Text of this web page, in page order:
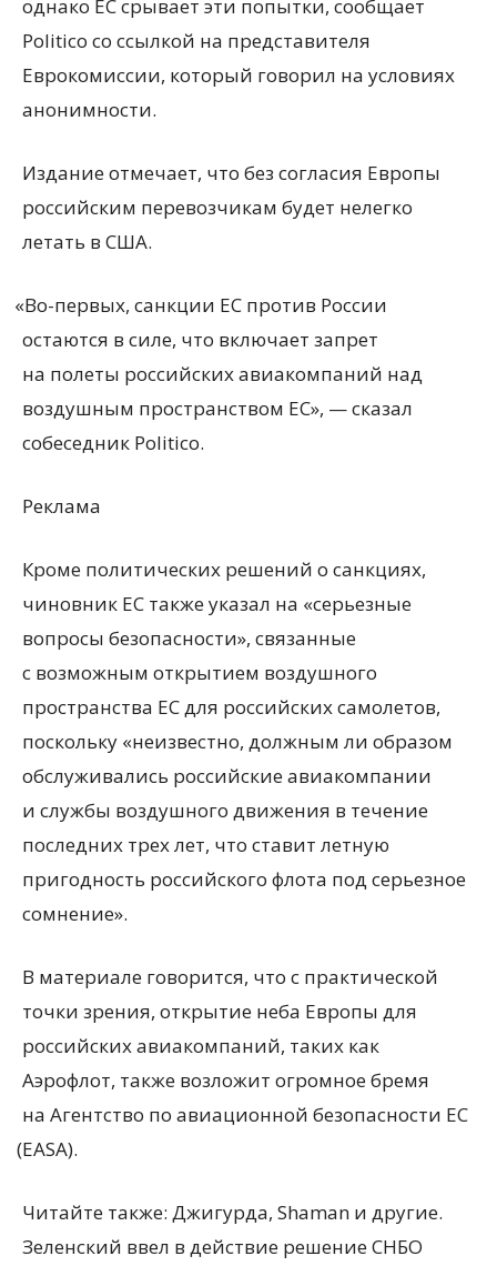
однако ЕС срывает эти попытки, сообщает
Politico со ссылкой на представителя
Еврокомиссии, который говорил на условиях
анонимности.
Издание отмечает, что без согласия Европы
российским перевозчикам будет нелегко
летать в США.
«Во-первых, санкции ЕС против России
остаются в силе, что включает запрет
на полеты российских авиакомпаний над
воздушным пространством ЕС», — сказал
собеседник Politico.
Реклама
Кроме политических решений о санкциях,
чиновник ЕС также указал на «серьезные
вопросы безопасности», связанные
с возможным открытием воздушного
пространства ЕС для российских самолетов,
поскольку «неизвестно, должным ли образом
обслуживались российские авиакомпании
и службы воздушного движения в течение
последних трех лет, что ставит летную
пригодность российского флота под серьезное
сомнение».
В материале говорится, что с практической
точки зрения, открытие неба Европы для
российских авиакомпаний, таких как
Аэрофлот, также возложит огромное бремя
на Агентство по авиационной безопасности ЕС
(EASA).
Читайте также: Джигурда, Shaman и другие.
Зеленский ввел в действие решение СНБО